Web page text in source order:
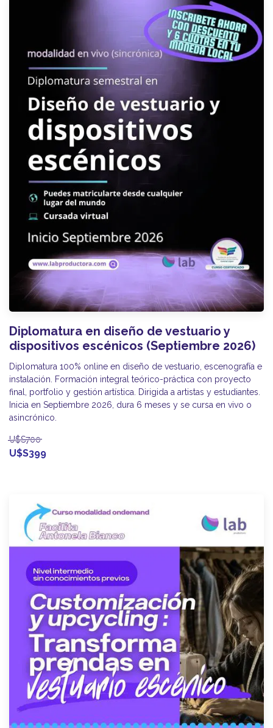
Diplomatura en diseño de vestuario y
dispositivos escénicos (Septiembre 2026)
Diplomatura 100% online en diseño de vestuario, escenografía e
instalación. Formación integral teórico-práctica con proyecto
final, portfolio y gestión artística. Dirigida a artistas y estudiantes.
Inicia en Septiembre 2026, dura 6 meses y se cursa en vivo o
asincrónico.
U$S700
U$S399